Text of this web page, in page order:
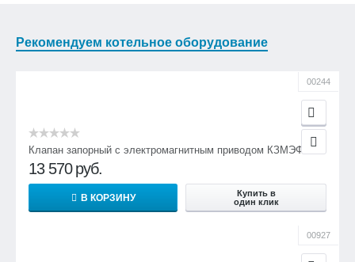
Рекомендуем котельное оборудование
00244
Клапан запорный с электромагнитным приводом КЗМЭФ
13 570 руб.
В КОРЗИНУ
Купить в
один клик
00927